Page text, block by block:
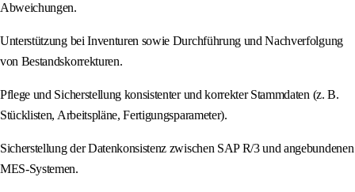
Abweichungen.
Unterstützung bei Inventuren sowie Durchführung und Nachverfolgung
von Bestandskorrekturen.
Pflege und Sicherstellung konsistenter und korrekter Stammdaten (z. B.
Stücklisten, Arbeitspläne, Fertigungsparameter).
Sicherstellung der Datenkonsistenz zwischen SAP R/3 und angebundenen
MES-Systemen.